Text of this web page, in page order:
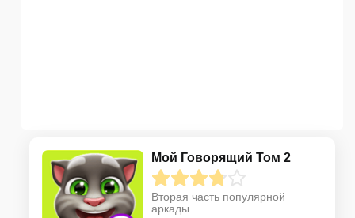
Мой Говорящий Том 2
Вторая часть популярной
аркады